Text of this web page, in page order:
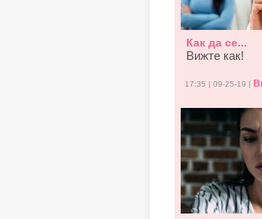
Как да се...
Вижте как!
17:35 | 09-25-19 |